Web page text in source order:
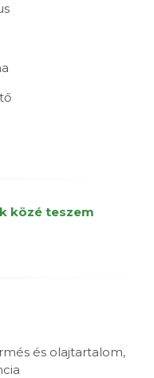
közé teszem
és olajtartalom,